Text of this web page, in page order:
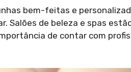
bem-feitas e
Salões de beleza e spas
de contar com